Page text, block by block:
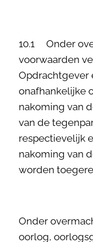
10.1 Onder
voorwaarden
Opdrachtgever
onafhankelijke
nakoming van
van de
respectievelijk
nakoming van
worden
Onder
oorlog,